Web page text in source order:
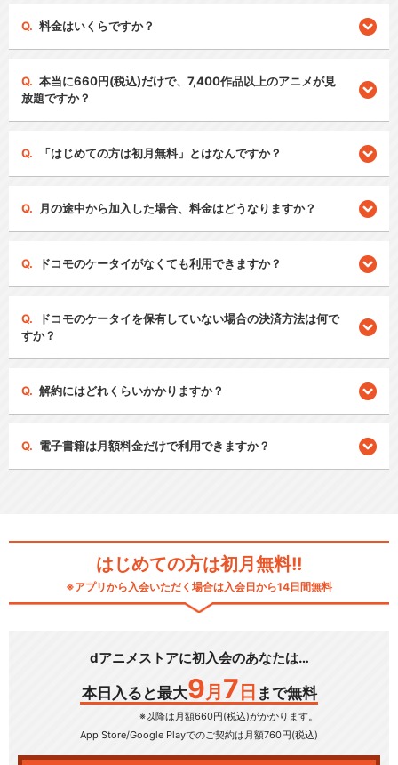
料金はいくらですか？
本当に660円(税込)だけで、7,400作品以上のアニメが見
放題ですか？
「はじめての方は初月無料」とはなんですか？
月の途中から加入した場合、料金はどうなりますか？
ドコモのケータイがなくても利用できますか？
ドコモのケータイを保有していない場合の決済方法は何で
すか？
解約にはどれくらいかかりますか？
電子書籍は月額料金だけで利用できますか？
はじめての方は初月無料!!
※アプリから入会いただく場合は入会日から14日間無料
dアニメストアに初入会のあなたは…
本日入ると最大9 月 7 日 まで無料
※以降は月額660円(税込)がかかります。
App Store/Google Playでのご契約は月額760円(税込)